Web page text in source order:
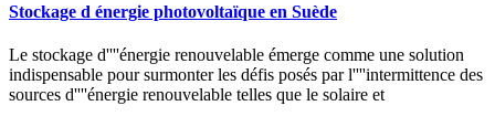
Stockage d énergie photovoltaïque en Suède
Le stockage d''''énergie renouvelable émerge comme une solution
indispensable pour surmonter les défis posés par l''''intermittence des
sources d''''énergie renouvelable telles que le solaire et